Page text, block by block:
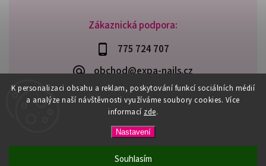
K personalizaci obsahu a reklam, poskytování funkcí sociálních médií
a analýze naší návštěvnosti využíváme soubory cookies. Více
informací zde.
Nastavení
Souhlasím
Zákaznická podpora:
775 724 707
obchod@expa-nails.cz
Expanails.cz. Všechna práva vyhrazena.
Upravit nastavení cookies
VytvořilShoptet | Design